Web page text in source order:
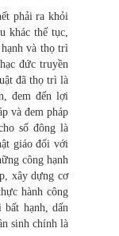
phải ra khỏi
khác thế tục,
và thọ trì
đức truyền
đã thọ trì là
đem đến lợi
và đem pháp
số đông là
giáo đối với
công hạnh
xây dựng cơ
hành công
hạnh, dấn
sinh chính là